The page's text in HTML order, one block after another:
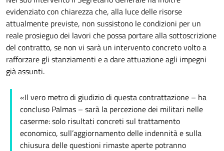
evidenziato con chiarezza che, alla luce delle risorse
attualmente previste, non sussistono le condizioni per un
reale prosieguo dei lavori che possa portare alla sottoscrizione
del contratto, se non vi sarà un intervento concreto volto a
rafforzare gli stanziamenti e a dare attuazione agli impegni
già assunti.
«Il vero metro di giudizio di questa contrattazione – ha
concluso Palmas – sarà la percezione dei militari nelle
caserme: solo risultati concreti sul trattamento
economico, sull’aggiornamento delle indennità e sulla
chiusura delle questioni rimaste aperte potranno